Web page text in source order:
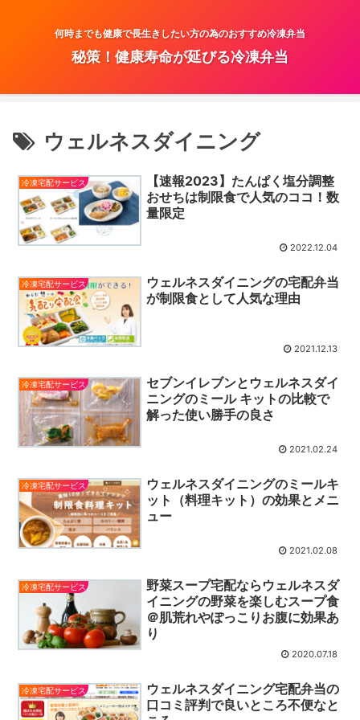
何時までも健康で長生きしたい方の為のおすすめ冷凍弁当
秘策！健康寿命が延びる冷凍弁当
ウェルネスダイニング
冷凍宅配サービス
【速報2023】たんぱく塩分調整
おせちは制限食で人気のココ！数
量限定
2022.12.04
冷凍宅配サービス
ウェルネスダイニングの宅配弁当
が制限食として人気な理由
2021.12.13
冷凍宅配サービス
セブンイレブンとウェルネスダイ
ニングのミール キットの比較で
解った使い勝手の良さ
2021.02.24
冷凍宅配サービス
ウェルネスダイニングのミールキ
ット（料理キット）の効果とメニ
ュー
2021.02.08
冷凍宅配サービス
野菜スープ宅配ならウェルネスダ
イニングの野菜を楽しむスープ食
＠肌荒れやぽっこりお腹に効果あ
り
2020.07.18
冷凍宅配サービス
ウェルネスダイニング宅配弁当の
口コミ評判で良いところ不便なと